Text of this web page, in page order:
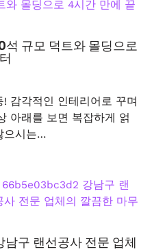
규모 덕트와 몰딩으로
감각적인 인테리어로 꾸며
아래를 보면 복잡하게 얽
으시는…
구 랜선공사 전문 업체